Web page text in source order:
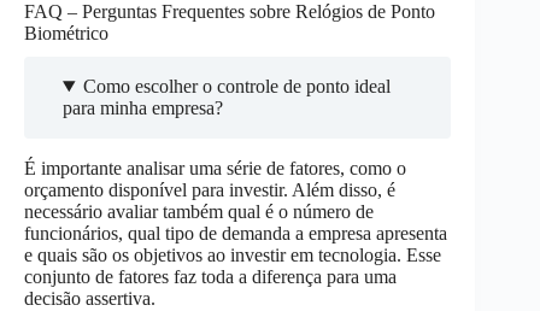
FAQ – Perguntas Frequentes sobre Relógios de Ponto
Biométrico
Como escolher o controle de ponto ideal
para minha empresa?
É importante analisar uma série de fatores, como o
orçamento disponível para investir. Além disso, é
necessário avaliar também qual é o número de
funcionários, qual tipo de demanda a empresa apresenta
e quais são os objetivos ao investir em tecnologia. Esse
conjunto de fatores faz toda a diferença para uma
decisão assertiva.